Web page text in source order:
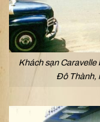
Khách sạn Caravelle
Đô Thành,